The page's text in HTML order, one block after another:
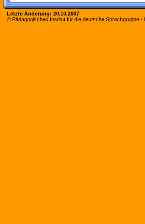
Letzte Änderung: 20.10.2007
© Pädagogisches Institut für die deutsche Sprachgruppe -